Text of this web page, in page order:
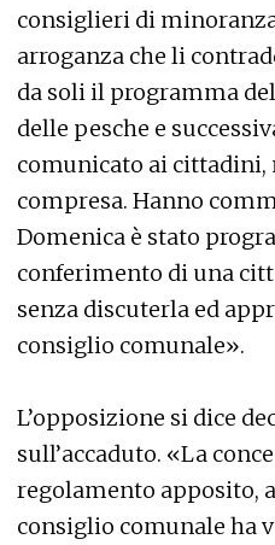
consiglieri di
arroganza che li
da soli il programma
delle pesche e
comunicato ai
compresa. Hanno
Domenica è stato
conferimento di una
senza discuterla ed
consiglio comunale».
L’opposizione si dice
sull’accaduto. «La
regolamento apposito,
consiglio comunale ha